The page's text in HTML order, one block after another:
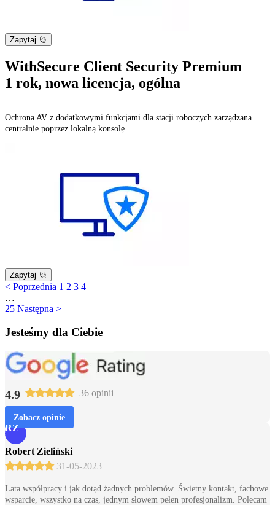
Zapytaj
WithSecure Client Security Premium
1 rok, nowa licencja, ogólna
Ochrona AV z dodatkowymi funkcjami dla stacji roboczych zarządzana
centralnie poprzez lokalną konsolę.
Zapytaj
< Poprzednia 1 2 3 4
…
25 Następna >
Jesteśmy dla Ciebie
4.9 36 opinii
Zobacz opinie
RZ
Robert Zieliński
31-05-2023
Lata współpracy i jak dotąd żadnych problemów. Świetny kontakt, fachowe
wsparcie, wszystko na czas, jednym słowem pełen profesjonalizm. Polecam